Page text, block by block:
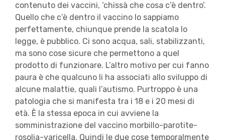
contenuto dei vaccini, ‘chissà che cosa c’è dentro’.
Quello che c’è dentro il vaccino lo sappiamo
perfettamente, chiunque prende la scatola lo
legge, è pubblico. Ci sono acqua, sali, stabilizzanti,
ma sono cose sicure che permettono a quel
prodotto di funzionare. L’altro motivo per cui fanno
paura è che qualcuno li ha associati allo sviluppo di
alcune malattie, quali l’autismo. Purtroppo è una
patologia che si manifesta tra i 18 e i 20 mesi di
età. È la stessa epoca in cui avviene la
somministrazione del vaccino morbillo-parotite-
rosolia-varicella. Quindi le due cose temporalmente